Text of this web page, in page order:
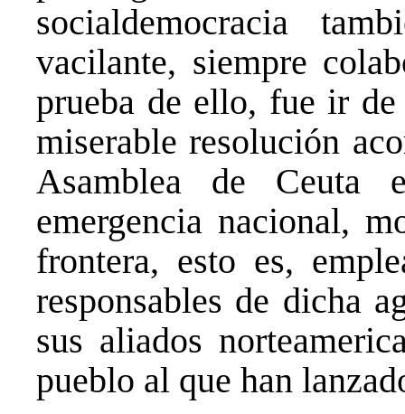
socialdemocracia
vacilante, siempre
prueba de ello, fue ir
miserable resolución
Asamblea de Ceuta
emergencia nacional,
frontera, esto es,
responsables de dicha
sus aliados
pueblo al que han